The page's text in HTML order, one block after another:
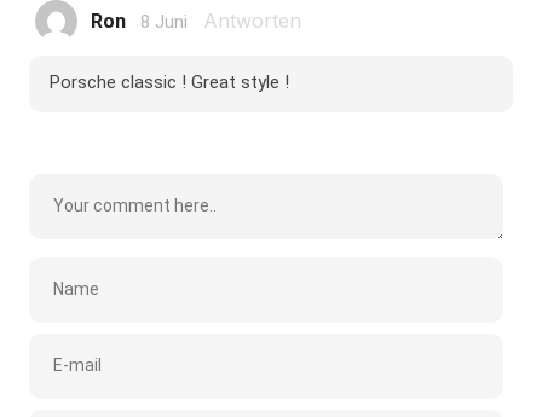
Ron 8 Juni Antworten
Porsche classic ! Great style !